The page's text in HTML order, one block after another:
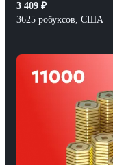
3 409 ₽
3625 робуксов, США